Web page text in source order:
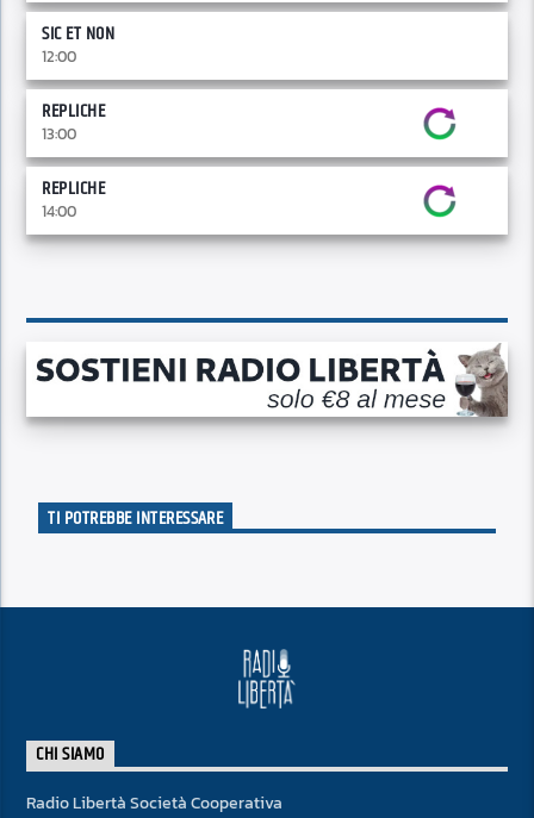
SIC ET NON
12:00
REPLICHE
13:00
REPLICHE
14:00
TI POTREBBE INTERESSARE
CHI SIAMO
Radio Libertà Società Cooperativa